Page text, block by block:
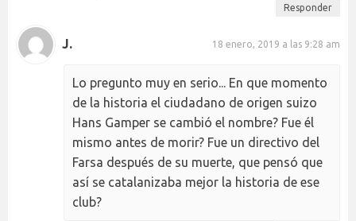
Responder
J. 18 enero, 2019 a las 9:28 am
Lo pregunto muy en serio... En que momento
de la historia el ciudadano de origen suizo
Hans Gamper se cambió el nombre? Fue él
mismo antes de morir? Fue un directivo del
Farsa después de su muerte, que pensó que
así se catalanizaba mejor la historia de ese
club?